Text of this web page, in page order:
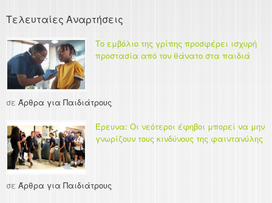
Τελευταίες Αναρτήσεις
Το εμβόλιο της γρίπης προσφέρει ισχυρή
προστασία από τον θάνατο στα παιδιά
σε Άρθρα για Παιδιάτρους
Έρευνα: Οι νεότεροι έφηβοι μπορεί να μην
γνωρίζουν τους κινδύνους της φαιντανύλης
σε Άρθρα για Παιδιάτρους